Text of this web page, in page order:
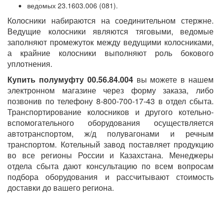
ведомых 23.1603.006 (081).
Колосники набираются на соединительном стержне.
Ведущие колосники являются тяговыми, ведомые
заполняют промежуток между ведущими колосниками,
а крайние колосники выполняют роль бокового
уплотнения.
Купить полумуфту 00.56.84.004вы можете в нашем
электронном магазине через форму заказа, либо
позвонив по телефону 8-800-700-17-43 в отдел сбыта.
Транспортирование колосников и другого котельно-
вспомогательного оборудования осуществляется
автотранспортом, ж/д полувагонами и речным
транспортом. Котельный завод поставляет продукцию
во все регионы России и Казахстана. Менеджеры
отдела сбыта дают консультацию по всем вопросам
подбора оборудования и рассчитывают стоимость
доставки до вашего региона.